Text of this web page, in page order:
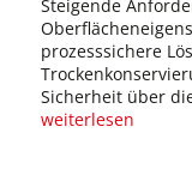
Steigende
prozesssichere
Sicherheit über
weiterlesen